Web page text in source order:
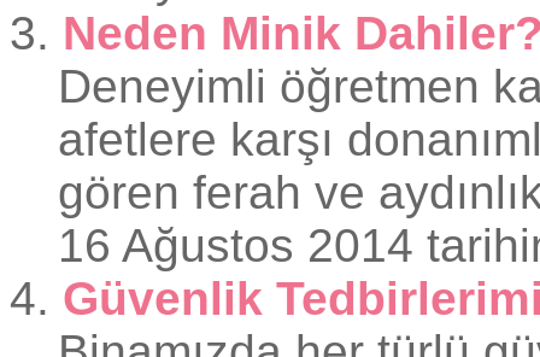
3. Neden Minik
Deneyimli öğretmen
afetlere karşı
gören ferah ve
16 Ağustos 2014
4. Güvenlik